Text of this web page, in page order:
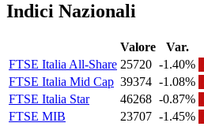
Indici Nazionali
Valore
Var.
FTSE Italia All-Share 25720 -1.40%
FTSE Italia Mid Cap 39374 -1.08%
FTSE Italia Star
46268 -0.87%
FTSE MIB
23707 -1.45%